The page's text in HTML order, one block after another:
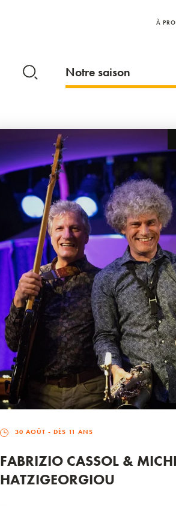
À
Notre saison
30 AOÛT - DÈS 11 ANS
FABRIZIO CASSOL &
HATZIGEORGIOU